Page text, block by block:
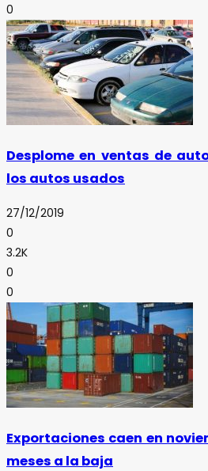
0
Desplome en ventas de
los autos usados
27/12/2019
0
3.2K
0
0
Exportaciones caen en
meses a la baja